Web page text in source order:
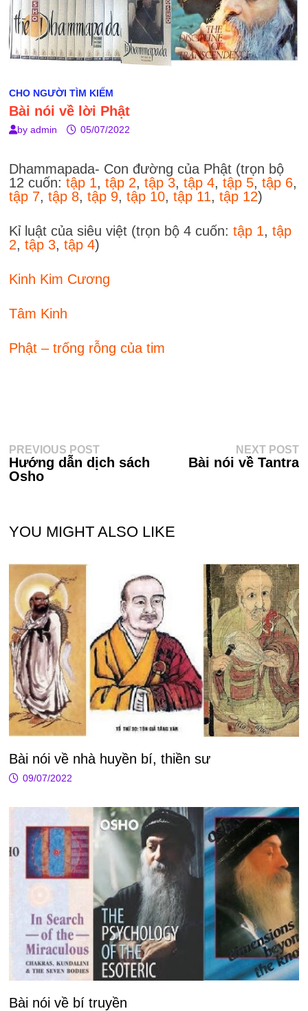
CHO NGƯỜI TÌM KIẾM
Bài nói về lời Phật
by admin 05/07/2022
Dhammapada- Con đường của Phật (trọn bộ
12 cuốn: tập 1, tập 2, tập 3, tập 4, tập 5, tập 6,
tập 7, tập 8, tập 9, tập 10, tập 11, tập12)
Kỉ luật của siêu việt (trọn bộ 4 cuốn: tập 1, tập
2, tập 3, tập 4)
Kinh Kim Cương
Tâm Kinh
Phật – trống rỗng của tim
Điều
hướng
PREVIOUS POSTPrevious
post:
Hướng dẫn dịch sách
Osho
NEXT POST
Bài nói về Tantra
YOU MIGHT ALSO LIKE
Bài nói về nhà huyền bí, thiền sư
09/07/2022
Bài nói về bí truyền